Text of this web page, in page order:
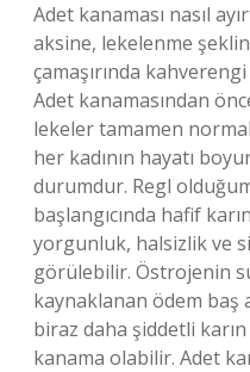
Adet kanaması nasıl
aksine, lekelenme
çamaşırında
Adet kanamasından
lekeler tamamen
her kadının hayatı
durumdur. Regl
başlangıcında hafif
yorgunluk, halsizlik ve
görülebilir. Östrojenin
kaynaklanan ödem baş
biraz daha şiddetli
kanama olabilir. Adet